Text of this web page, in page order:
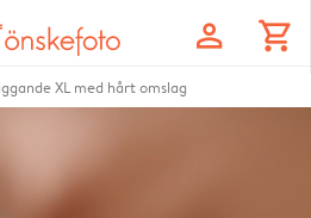
profile shopping_cart
XL med hårt omslag